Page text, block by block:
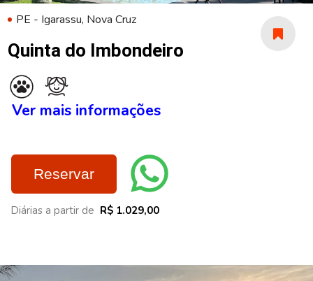
PE - Igarassu, Nova Cruz
Quinta do Imbondeiro
Ver mais informações
Reservar
Diárias a partir de R$ 1.029,00